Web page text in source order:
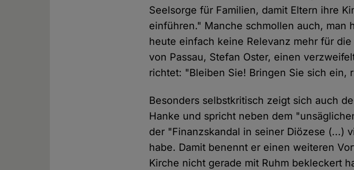
Seelsorge für Familien, damit Eltern ihre
einführen." Manche schmollen auch, man
heute einfach keine Relevanz mehr für
von Passau, Stefan Oster, einen
richtet: "Bleiben Sie! Bringen Sie sich ein,
Besonders selbstkritisch zeigt sich auch
Hanke und spricht neben dem
der "Finanzskandal in seiner Diözese (...)
habe. Damit benennt er einen weiteren
Kirche nicht gerade mit Ruhm bekleckert